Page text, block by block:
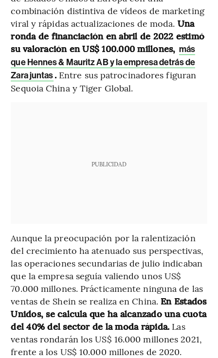
combinación distintiva de vídeos de marketing
viral y rápidas actualizaciones de moda. Una
ronda de financiación en abril de 2022 estimó
su valoración en US$ 100.000 millones, más
que Hennes & Mauritz AB y la empresa detrás de
Zara juntas. Entre sus patrocinadores figuran
Sequoia China y Tiger Global.
PUBLICIDAD
Aunque la preocupación por la ralentización
del crecimiento ha atenuado sus perspectivas,
las operaciones secundarias de julio indicaban
que la empresa seguía valiendo unos US$
70.000 millones. Prácticamente ninguna de las
ventas de Shein se realiza en China. En Estados
Unidos, se calcula que ha alcanzado una cuota
del 40% del sector de la moda rápida. Las
ventas rondarán los US$ 16.000 millones 2021,
frente a los US$ 10.000 millones de 2020.